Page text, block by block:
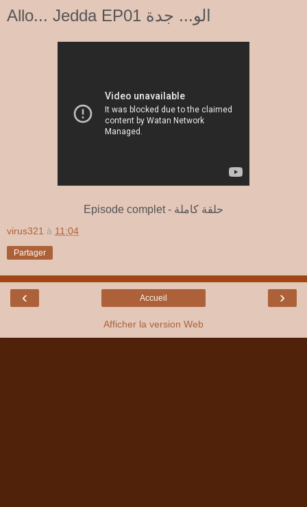
Allo... Jedda EP01 الو... جدة
Episode complet - حلقة كاملة
virus321 à 11:04
Partager
‹ ›
Accueil
Afficher la version Web